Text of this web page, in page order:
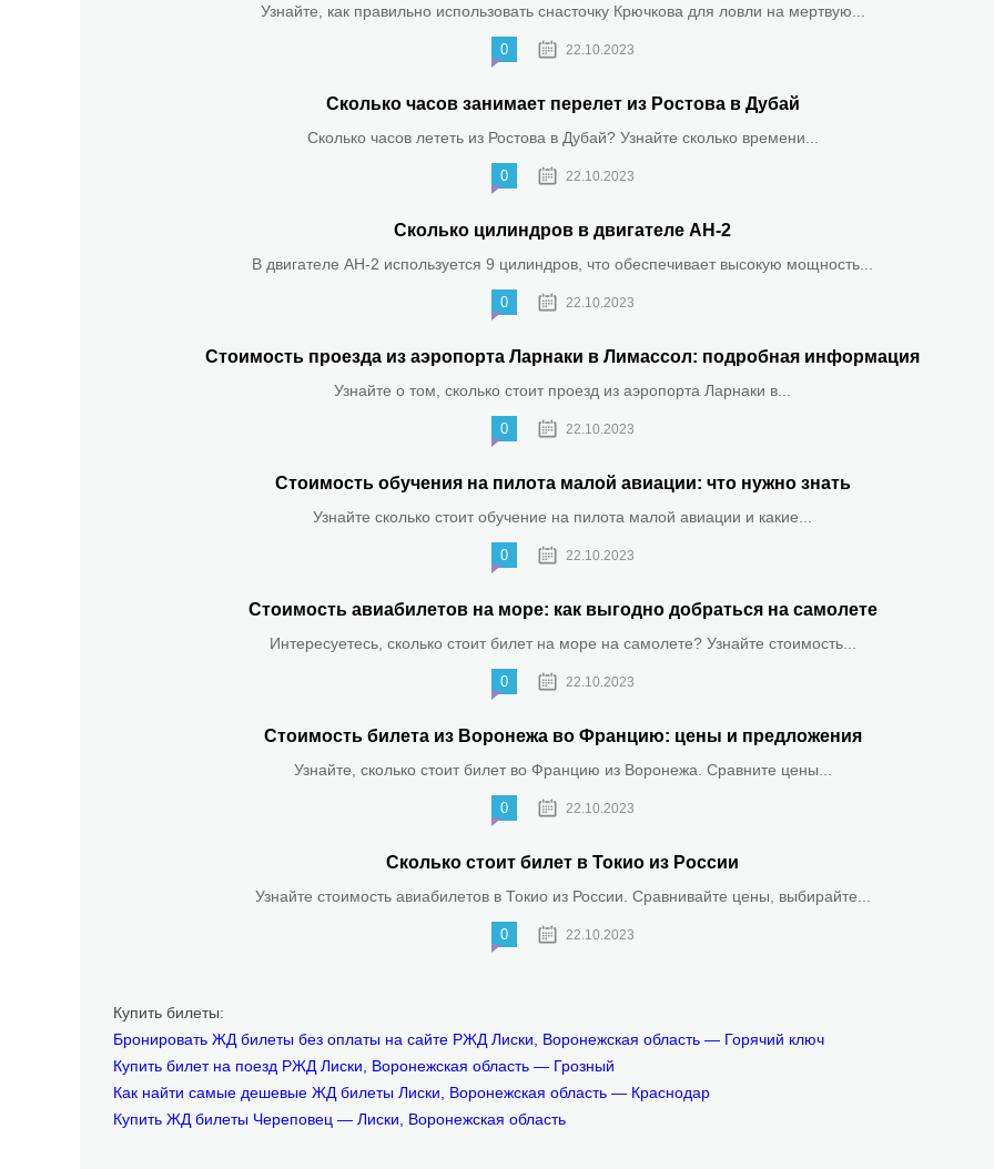
Узнайте, как правильно использовать снасточку Крючкова для ловли на мертвую...
0 22.10.2023
Сколько часов занимает перелет из Ростова в Дубай
Сколько часов лететь из Ростова в Дубай? Узнайте сколько времени...
0 22.10.2023
Сколько цилиндров в двигателе АН-2
В двигателе АН-2 используется 9 цилиндров, что обеспечивает высокую мощность...
0 22.10.2023
Стоимость проезда из аэропорта Ларнаки в Лимассол: подробная информация
Узнайте о том, сколько стоит проезд из аэропорта Ларнаки в...
0 22.10.2023
Стоимость обучения на пилота малой авиации: что нужно знать
Узнайте сколько стоит обучение на пилота малой авиации и какие...
0 22.10.2023
Стоимость авиабилетов на море: как выгодно добраться на самолете
Интересуетесь, сколько стоит билет на море на самолете? Узнайте стоимость...
0 22.10.2023
Стоимость билета из Воронежа во Францию: цены и предложения
Узнайте, сколько стоит билет во Францию из Воронежа. Сравните цены...
0 22.10.2023
Сколько стоит билет в Токио из России
Узнайте стоимость авиабилетов в Токио из России. Сравнивайте цены, выбирайте...
0 22.10.2023
Купить билеты:
Бронировать ЖД билеты без оплаты на сайте РЖД Лиски, Воронежская область — Горячий ключ
Купить билет на поезд РЖД Лиски, Воронежская область — Грозный
Как найти самые дешевые ЖД билеты Лиски, Воронежская область — Краснодар
Купить ЖД билеты Череповец — Лиски, Воронежская область